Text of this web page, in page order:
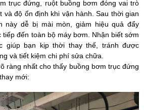
trục đứng, ruột buồng bơm đóng vai trò
và độ ổn định khi vận hành. Sau thời gian
này dễ bị mài mòn, giảm hiệu quả đẩy
đến toàn bộ máy bơm. Nhận biết sớm
giúp bạn kịp thời thay thế, tránh được
và tiết kiệm chi phí sửa chữa.
ràng nhất cho thấy buồng bơm trục đứng
mới: